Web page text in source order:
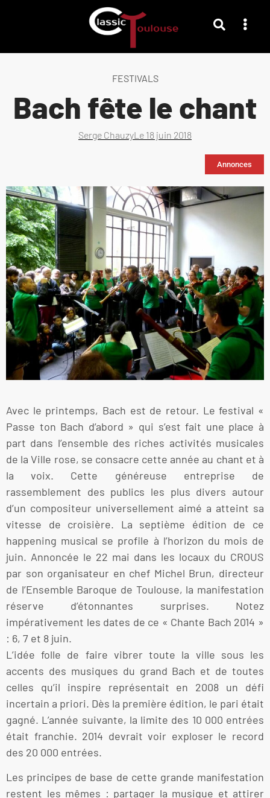
FESTIVALS
Bach fête le chant
Serge ChauzyLe 18 juin 2018
Annonces
Avec le printemps, Bach est de retour. Le festival «
Passe ton Bach d’abord » qui s’est fait une place à
part dans l’ensemble des riches activités musicales
de la Ville rose, se consacre cette année au chant et à
la voix. Cette généreuse entreprise de
rassemblement des publics les plus divers autour
d’un compositeur universellement aimé a atteint sa
vitesse de croisière. La septième édition de ce
happening musical se profile à l’horizon du mois de
juin. Annoncée le 22 mai dans les locaux du CROUS
par son organisateur en chef Michel Brun, directeur
de l’Ensemble Baroque de Toulouse, la manifestation
réserve d’étonnantes surprises. Notez
impérativement les dates de ce « Chante Bach 2014 »
: 6, 7 et 8 juin.
L’idée folle de faire vibrer toute la ville sous les
accents des musiques du grand Bach et de toutes
celles qu’il inspire représentait en 2008 un défi
incertain a priori. Dès la première édition, le pari était
gagné. L’année suivante, la limite des 10 000 entrées
était franchie. 2014 devrait voir exploser le record
des 20 000 entrées.
Les principes de base de cette grande manifestation
restent les mêmes : partager la musique et attirer